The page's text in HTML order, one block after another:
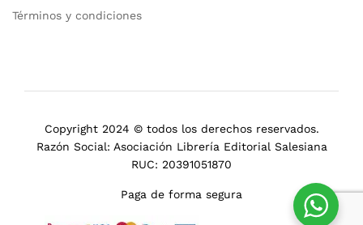
Términos y condiciones
Copyright 2024 © todos los derechos reservados.
Razón Social: Asociación Librería Editorial Salesiana
RUC: 20391051870
Paga de forma segura